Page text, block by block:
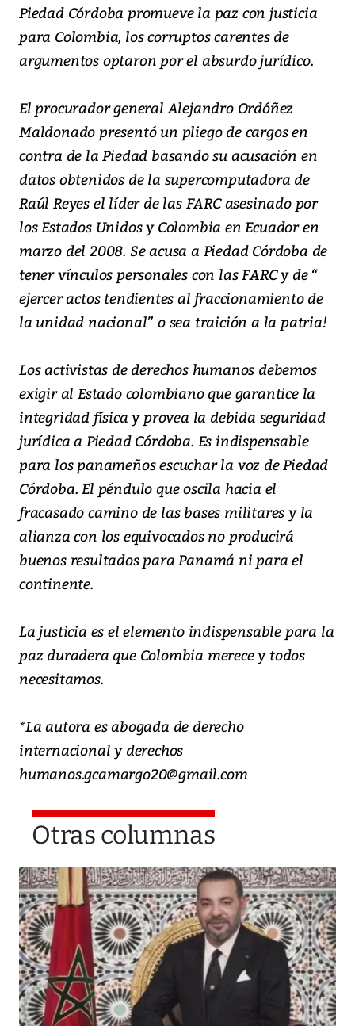
Piedad Córdoba promueve la paz con justicia
para Colombia, los corruptos carentes de
argumentos optaron por el absurdo jurídico.
El procurador general Alejandro Ordóñez
Maldonado presentó un pliego de cargos en
contra de la Piedad basando su acusación en
datos obtenidos de la supercomputadora de
Raúl Reyes el líder de las FARC asesinado por
los Estados Unidos y Colombia en Ecuador en
marzo del 2008. Se acusa a Piedad Córdoba de
tener vínculos personales con las FARC y de “
ejercer actos tendientes al fraccionamiento de
la unidad nacional” o sea traición a la patria!
Los activistas de derechos humanos debemos
exigir al Estado colombiano que garantice la
integridad física y provea la debida seguridad
jurídica a Piedad Córdoba. Es indispensable
para los panameños escuchar la voz de Piedad
Córdoba. El péndulo que oscila hacia el
fracasado camino de las bases militares y la
alianza con los equivocados no producirá
buenos resultados para Panamá ni para el
continente.
La justicia es el elemento indispensable para la
paz duradera que Colombia merece y todos
necesitamos.
*La autora es abogada de derecho
internacional y derechos
humanos.gcamargo20@gmail.com
Otras columnas